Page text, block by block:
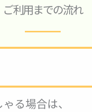
ご利用までの流れ
る場合は、